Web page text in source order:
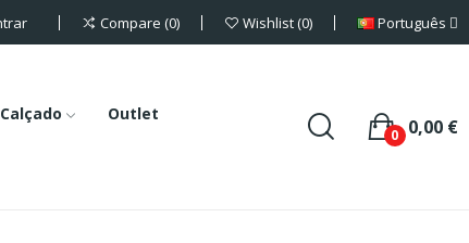
Compare 0 Wishlist 0 Português
Calçado Outlet
0,00 €
0